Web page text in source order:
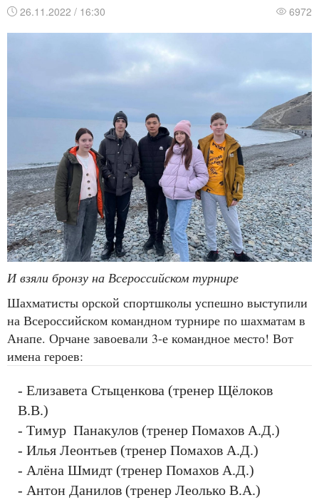
26.11.2022 / 16:30 6972
И взяли бронзу на Всероссийском турнире
Шахматисты орской спортшколы успешно выступили
на Всероссийском командном турнире по шахматам в
Анапе. Орчане завоевали 3-е командное место! Вот
имена героев:
- Елизавета Стыценкова (тренер Щёлоков
В.В.)
- Тимур Панакулов (тренер Помахов А.Д.)
- Илья Леонтьев (тренер Помахов А.Д.)
- Алёна Шмидт (тренер Помахов А.Д.)
- Антон Данилов (тренер Леолько В.А.)